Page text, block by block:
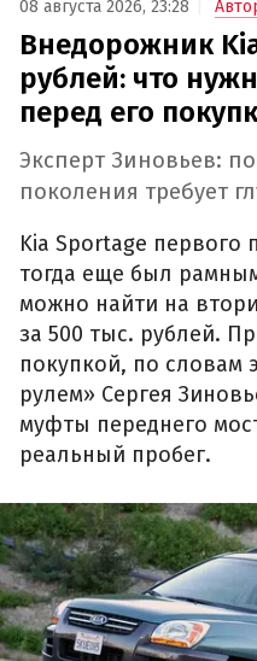
08 августа 2026, 23:28
Внедорожник
рублей: что
перед его
Эксперт Зиновьев:
поколения требует
Kia Sportage первого
тогда еще был
можно найти на
за 500 тыс. рублей.
покупкой, по словам
рулем» Сергея
муфты переднего
реальный пробег.